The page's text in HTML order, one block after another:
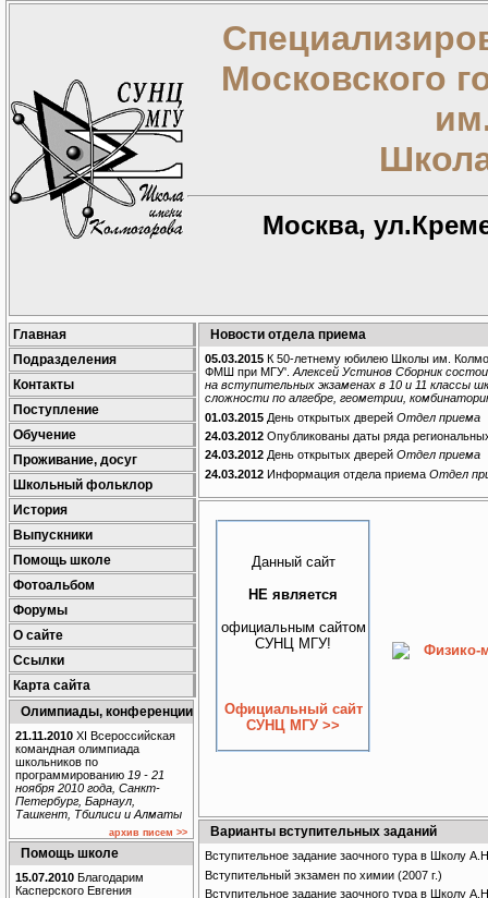
Московского
Москва,
Главная
Подразделения
Контакты
Поступление
Обучение
Проживание, досуг
Школьный фольклор
История
Выпускники
Помощь школе
Фотоальбом
Форумы
О сайте
Ссылки
Карта сайта
Олимпиады, конференции
21.11.2010 XI Всероссийская
командная олимпиада
школьников по
программированию 19 - 21
ноября 2010 года, Санкт-
Петербург, Барнаул,
Ташкент, Тбилиси и Алматы
архив писем >>
Помощь школе
15.07.2010 Благодарим
Касперского Евгения
Новости отдела приема
05.03.2015 К 50-летнему юбилею Школы им.
ФМШ при МГУ'. Алексей Устинов Сборник
на вступительных экзаменах в 10 и 11 классы
сложности по алгебре, геометрии,
01.03.2015 День открытых дверей Отдел приема
24.03.2012 Опубликованы даты ряда
24.03.2012 День открытых дверей Отдел приема
24.03.2012 Информация отдела приема Отдел
Данный сайт
НЕ является
официальным сайтом
СУНЦ МГУ!
Официальный сайт
СУНЦ МГУ >>
Варианты вступительных заданий
Вступительное задание заочного тура в Школу
Вступительный экзамен по химии (2007 г.)
Вступительное задание заочного тура в Школу